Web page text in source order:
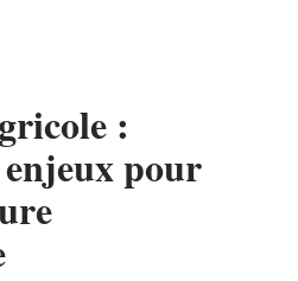
:
pour